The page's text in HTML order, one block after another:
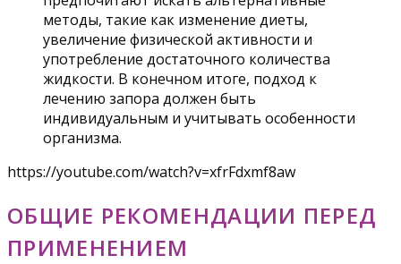
методы, такие как изменение диеты,
увеличение физической активности и
употребление достаточного количества
жидкости. В конечном итоге, подход к
лечению запора должен быть
индивидуальным и учитывать особенности
организма.
https://youtube.com/watch?v=xfrFdxmf8aw
ОБЩИЕ РЕКОМЕНДАЦИИ ПЕРЕД
ПРИМЕНЕНИЕМ